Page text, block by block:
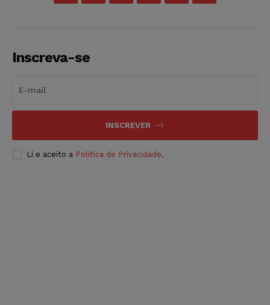
Inscreva-se
INSCREVER
Li e aceito a Política de Privacidade.